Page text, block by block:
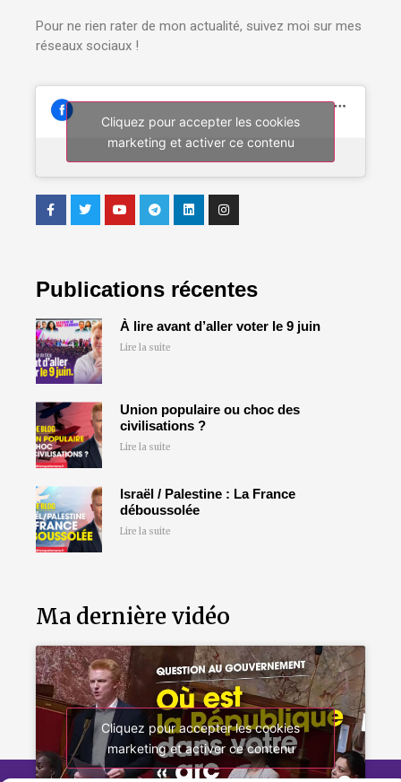
Pour ne rien rater de mon actualité, suivez moi sur mes
réseaux sociaux !
Cliquez pour accepter les cookies
marketing et activer ce contenu
Publications récentes
À lire avant d’aller voter le 9 juin
Lire la suite
Union populaire ou choc des
civilisations ?
Lire la suite
Israël / Palestine : La France
déboussolée
Lire la suite
Ma dernière vidéo
Cliquez pour accepter les cookies
marketing et activer ce contenu